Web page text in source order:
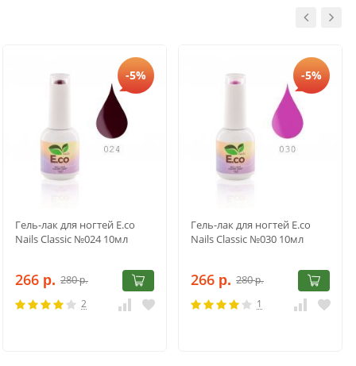
-5%
Гель-лак для ногтей E.co
Nails Classic №024 10мл
266 р. 280р.
2
-5%
Гель-лак для ногтей E.co
Nails Classic №030 10мл
266 р. 280р.
1